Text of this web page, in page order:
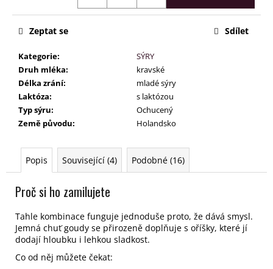
Kategorie:
SÝRY
Druh mléka:
kravské
Délka zrání:
mladé sýry
Laktóza:
s laktózou
Typ sýru:
Ochucený
Země původu: Holandsko
Zeptat se Sdílet
Popis Související (4) Podobné (16)
Proč si ho zamilujete
Tahle kombinace funguje jednoduše proto, že dává smysl.
Jemná chuť goudy se přirozeně doplňuje s oříšky, které jí
dodají hloubku i lehkou sladkost.
Co od něj můžete čekat: